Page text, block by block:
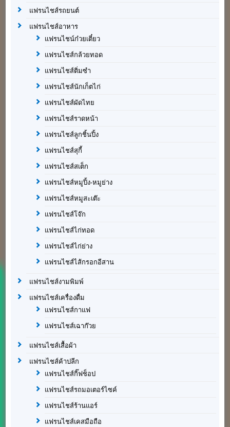
แฟรนไชส์รถยนต์
แฟรนไชส์อาหาร
แฟรนไชน์ก๋วยเตี๋ยว
แฟรนไชส์กล้วยทอด
แฟรนไชส์ติ่มซำ
แฟรนไชส์นักเก็ตไก่
แฟรนไชส์ผัดไทย
แฟรนไชส์ราดหน้า
แฟรนไชส์ลูกชิ้นปิ้ง
แฟรนไชส์สุกี้
แฟรนไชส์สเต็ก
แฟรนไชส์หมูปิ้ง-หมูย่าง
แฟรนไชส์หมูสะเต๊ะ
แฟรนไชส์โจ๊ก
แฟรนไชส์ไก่ทอด
แฟรนไชส์ไก่ย่าง
แฟรนไชส์ไส้กรอกอีสาน
แฟรนไชส์งามพิมพ์
แฟรนไชส์เครื่องดื่ม
แฟรนไชส์กาแฟ
แฟรนไชส์เฉาก๊วย
แฟรนไชส์เสื้อผ้า
แฟรนไชส์ค้าปลีก
แฟรนไชส์กิ๊ฟช็อป
แฟรนไชส์รถมอเตอร์ไซค์
แฟรนไชส์ร้านแอร์
แฟรนไชส์เคสมือถือ